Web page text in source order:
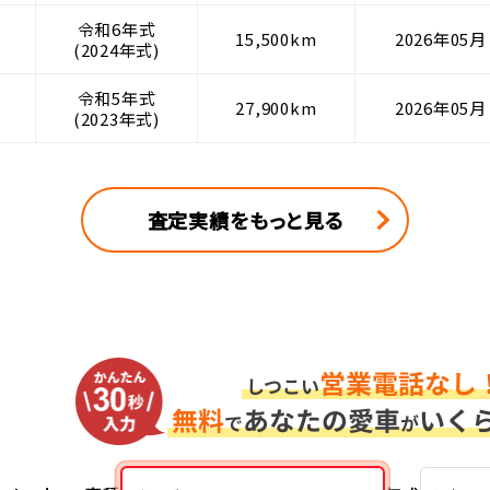
令和6年式
(2024年式)
15,500km 2026年05月
令和5年式
(2023年式)
27,900km 2026年05月
査定実績をもっと見る